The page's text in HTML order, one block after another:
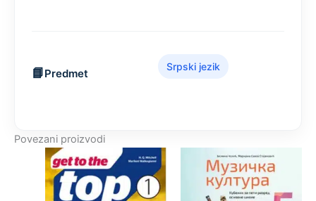
Predmet
Srpski jezik
Povezani proizvodi